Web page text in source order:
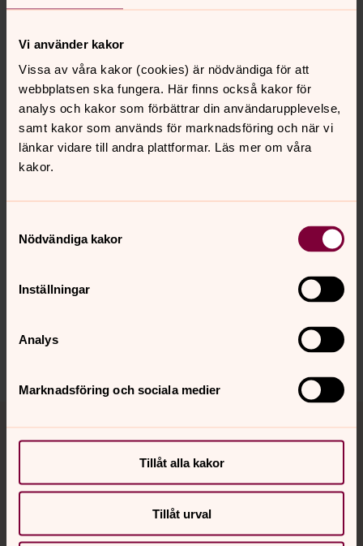
Vi använder kakor
Vissa av våra kakor (cookies) är nödvändiga för att
webbplatsen ska fungera. Här finns också kakor för
analys och kakor som förbättrar din användarupplevelse,
samt kakor som används för marknadsföring och när vi
länkar vidare till andra plattformar. Läs mer om våra
kakor.
Nödvändiga kakor
Inställningar
Analys
Marknadsföring och sociala medier
Tillåt alla kakor
Tillåt urval
Jag är döpt
Synpunkter eller frågor på sidans
innehåll?
Kontakt